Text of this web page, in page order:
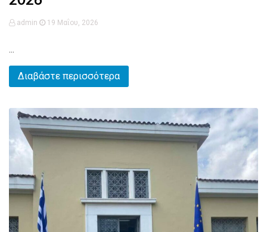
admin 19 Μαΐου, 2026
...
Διαβάστε περισσότερα